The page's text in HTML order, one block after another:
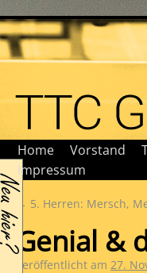
Home Vorstand
Impressum
← 5. Herren: Mersch,
Genial &
Veröffentlicht am 27.